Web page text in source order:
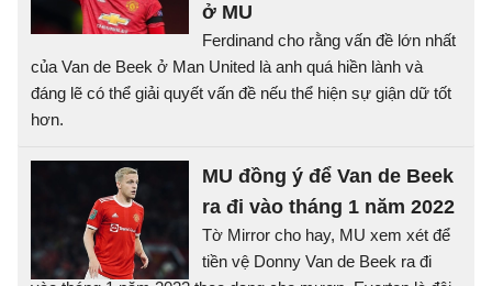
ở MU
Ferdinand cho rằng vấn đề lớn nhất
của Van de Beek ở Man United là anh quá hiền lành và
đáng lẽ có thể giải quyết vấn đề nếu thể hiện sự giận dữ tốt
hơn.
MU đồng ý để Van de Beek
ra đi vào tháng 1 năm 2022
Tờ Mirror cho hay, MU xem xét để
tiền vệ Donny Van de Beek ra đi